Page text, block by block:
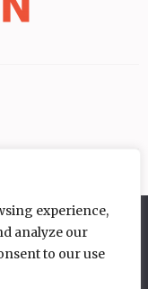
experience,
analyze our
to our use
die Website weiter
aus.